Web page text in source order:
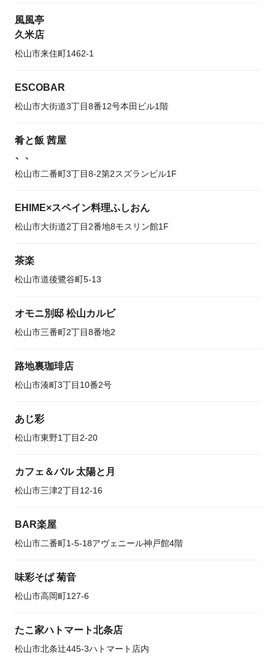
風風亭
久米店
松山市来住町1462-1
ESCOBAR
松山市大街道3丁目8番12号本田ビル1階
肴と飯 茜屋
、、
松山市二番町3丁目8-2第2スズランビル1F
EHIME×スペイン料理ふしおん
松山市大街道2丁目2番地8モスリン館1F
茶楽
松山市道後鷺谷町5-13
オモニ別邸 松山カルビ
松山市三番町2丁目8番地2
路地裏珈琲店
松山市湊町3丁目10番2号
あじ彩
松山市東野1丁目2-20
カフェ＆バル 太陽と月
松山市三津2丁目12-16
BAR楽屋
松山市二番町1-5-18アヴェニール神戸館4階
味彩そば 菊音
松山市高岡町127-6
たこ家ハトマート北条店
松山市北条辻445-3ハトマート店内